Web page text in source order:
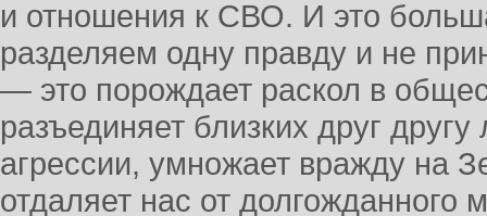
и отношения к СВО. И это
разделяем одну правду и не
— это порождает раскол в
разъединяет близких друг
агрессии, умножает вражду на
отдаляет нас от долгожданного